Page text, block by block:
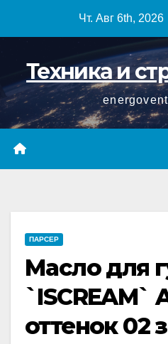
Чт. Авг 6th, 2026
Техника и
ПАРСЕР
Масло для
`ISCREAM`
оттенок 02